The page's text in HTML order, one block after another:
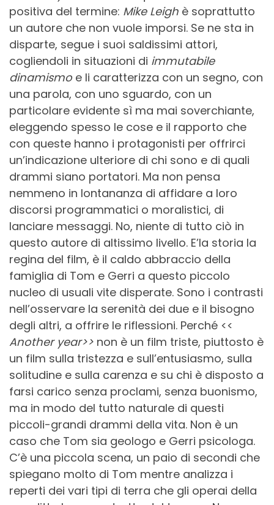
positiva del termine: Mike Leigh è soprattutto
un autore che non vuole imporsi. Se ne sta in
disparte, segue i suoi saldissimi attori,
cogliendoli in situazioni di immutabile
dinamismoe li caratterizza con un segno, con
una parola, con uno sguardo, con un
particolare evidente sì ma mai soverchiante,
eleggendo spesso le cose e il rapporto che
con queste hanno i protagonisti per offrirci
un’indicazione ulteriore di chi sono e di quali
drammi siano portatori. Ma non pensa
nemmeno in lontananza di affidare a loro
discorsi programmatici o moralistici, di
lanciare messaggi. No, niente di tutto ciò in
questo autore di altissimo livello. E’la storia la
regina del film, è il caldo abbraccio della
famiglia di Tom e Gerri a questo piccolo
nucleo di usuali vite disperate. Sono i contrasti
nell’osservare la serenità dei due e il bisogno
degli altri, a offrire le riflessioni. Perché <<
Another year>> non è un film triste, piuttosto è
un film sulla tristezza e sull’entusiasmo, sulla
solitudine e sulla carenza e su chi è disposto a
farsi carico senza proclami, senza buonismo,
ma in modo del tutto naturale di questi
piccoli-grandi drammi della vita. Non è un
caso che Tom sia geologo e Gerri psicologa.
C’è una piccola scena, un paio di secondi che
spiegano molto di Tom mentre analizza i
reperti dei vari tipi di terra che gli operai della